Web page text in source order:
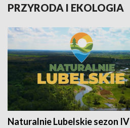
PRZYRODA I EKOLOGIA
Naturalnie Lubelskie sezon IV